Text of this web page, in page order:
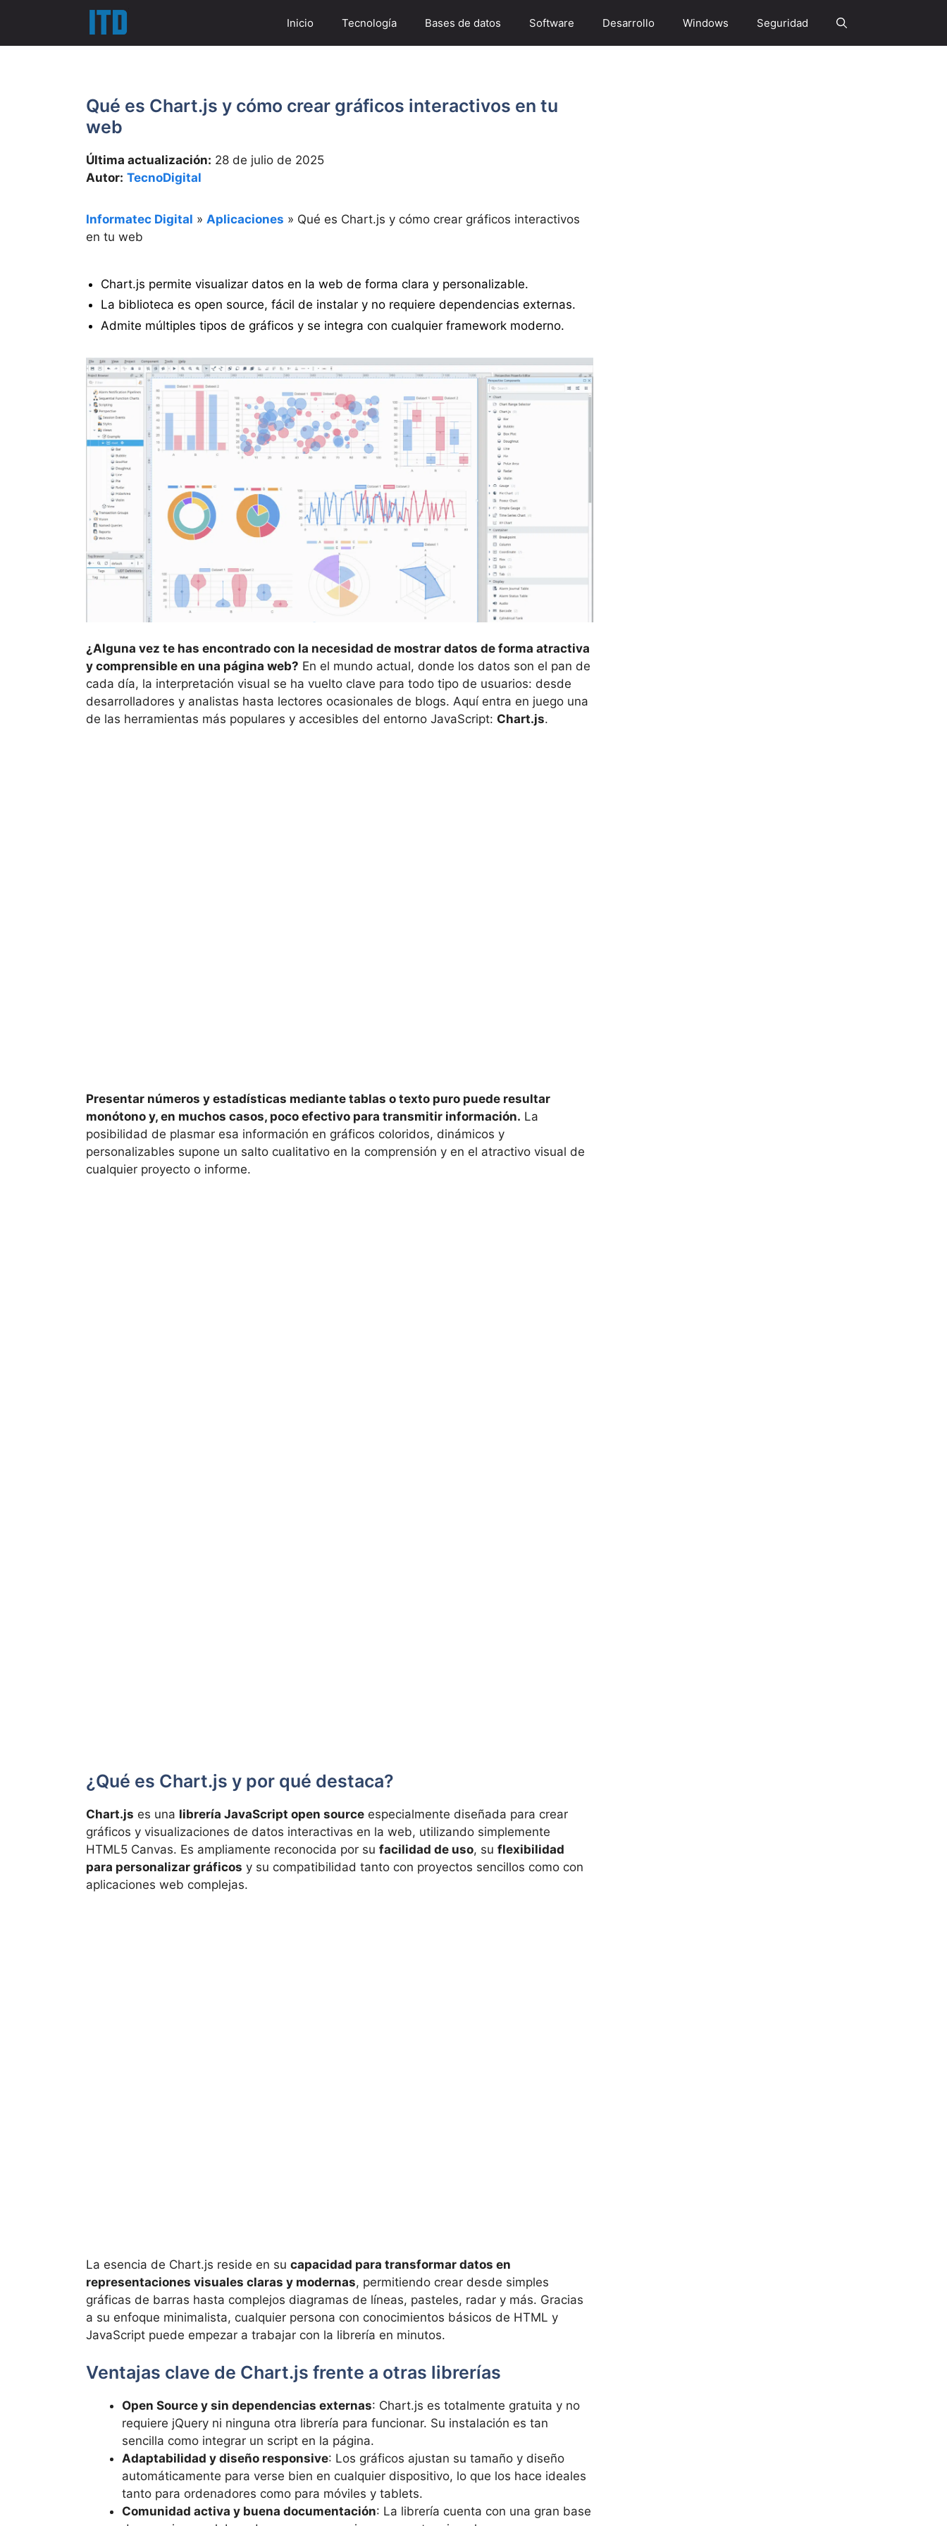
contenido
Inicio Tecnología Bases de datos Software Desarrollo Windows Seguridad
Qué es Chart.js y cómo crear gráficos interactivos en tu
web
Última actualización: 28 de julio de 2025
Autor: TecnoDigital
Informatec Digital » Aplicaciones » Qué es Chart.js y cómo crear gráficos interactivos
en tu web
Chart.js permite visualizar datos en la web de forma clara y personalizable.
La biblioteca es open source, fácil de instalar y no requiere dependencias externas.
Admite múltiples tipos de gráficos y se integra con cualquier framework moderno.
¿Alguna vez te has encontrado con la necesidad de mostrar datos de forma atractiva
y comprensible en una página web? En el mundo actual, donde los datos son el pan de
cada día, la interpretación visual se ha vuelto clave para todo tipo de usuarios: desde
desarrolladores y analistas hasta lectores ocasionales de blogs. Aquí entra en juego una
de las herramientas más populares y accesibles del entorno JavaScript: Chart.js.
Presentar números y estadísticas mediante tablas o texto puro puede resultar
monótono y, en muchos casos, poco efectivo para transmitir información. La
posibilidad de plasmar esa información en gráficos coloridos, dinámicos y
personalizables supone un salto cualitativo en la comprensión y en el atractivo visual de
cualquier proyecto o informe.
¿Qué es Chart.js y por qué destaca?
Chart.js es una librería JavaScript open source especialmente diseñada para crear
gráficos y visualizaciones de datos interactivas en la web, utilizando simplemente
HTML5 Canvas. Es ampliamente reconocida por su facilidad de uso, su flexibilidad
para personalizar gráficos y su compatibilidad tanto con proyectos sencillos como con
aplicaciones web complejas.
La esencia de Chart.js reside en su capacidad para transformar datos en
representaciones visuales claras y modernas, permitiendo crear desde simples
gráficas de barras hasta complejos diagramas de líneas, pasteles, radar y más. Gracias
a su enfoque minimalista, cualquier persona con conocimientos básicos de HTML y
JavaScript puede empezar a trabajar con la librería en minutos.
Ventajas clave de Chart.js frente a otras librerías
Open Source y sin dependencias externas: Chart.js es totalmente gratuita y no
requiere jQuery ni ninguna otra librería para funcionar. Su instalación es tan
sencilla como integrar un script en la página.
Adaptabilidad y diseño responsive: Los gráficos ajustan su tamaño y diseño
automáticamente para verse bien en cualquier dispositivo, lo que los hace ideales
tanto para ordenadores como para móviles y tablets.
Comunidad activa y buena documentación: La librería cuenta con una gran base